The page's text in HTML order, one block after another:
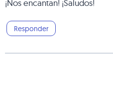
¡Nos encantan! ¡Saludos!
Responder